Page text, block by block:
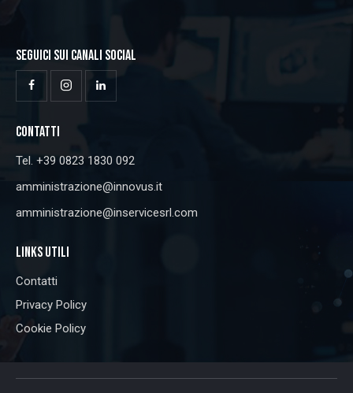
SEGUICI SUI CANALI SOCIAL
CONTATTI
Tel. +39 0823 1830 092
amministrazione@innovus.it
amministrazione@inservicesrl.com
LINKS UTILI
Contatti
Privacy Policy
Cookie Policy